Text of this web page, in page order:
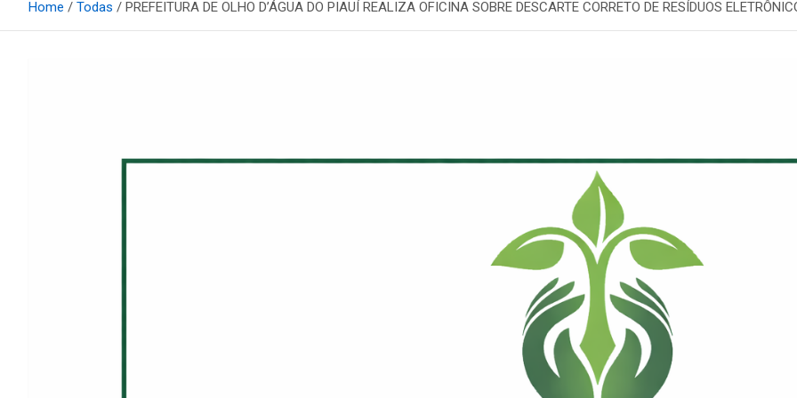
Home Todas PREFEITURA DE OLHO D’ÁGUA DO PIAUÍ REALIZA OFICINA SOBRE DESCARTE CORRETO DE RESÍDUOS